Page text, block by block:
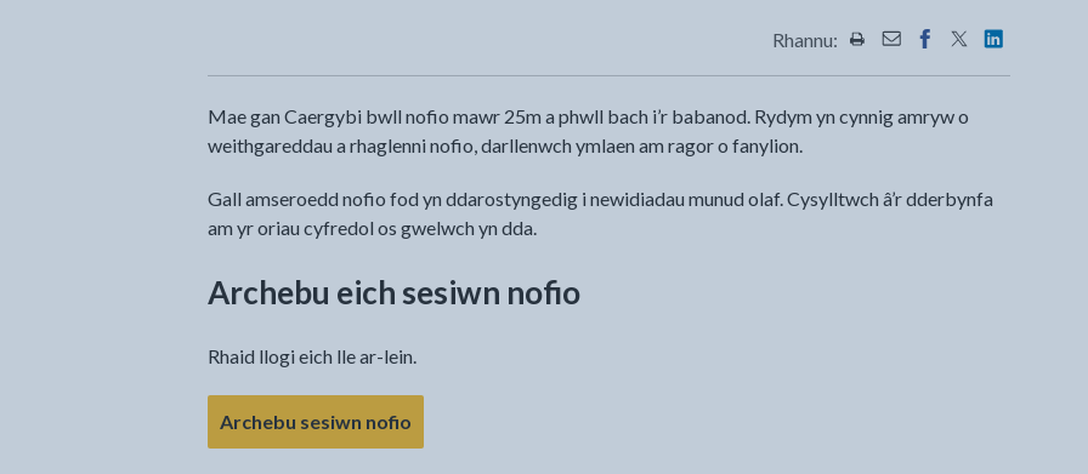
Rhannu: Rhannwch y dudalen hon
Rhannwch y dudalen
Rhannwch y
Rhannwch y
Rhannwch
Mae gan Caergybi bwll nofio mawr 25m a phwll bach i’r babanod. Rydym yn cynnig amryw o
weithgareddau a rhaglenni nofio, darllenwch ymlaen am ragor o fanylion.
Gall amseroedd nofio fod yn ddarostyngedig i newidiadau munud olaf. Cysylltwch â’r dderbynfa
am yr oriau cyfredol os gwelwch yn dda.
Archebu eich sesiwn nofio
Rhaid llogi eich lle ar-lein.
Archebu sesiwn nofio